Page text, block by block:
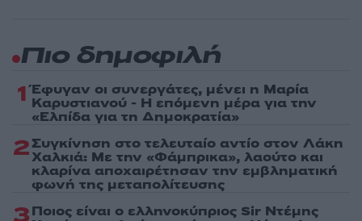
Πιο δημοφιλή
1 Έφυγαν οι συνεργάτες, μένει η Μαρία
Καρυστιανού - Η επόμενη μέρα για την
«Ελπίδα για τη Δημοκρατία»
2Συγκίνηση στο τελευταίο αντίο στον Λάκη
Χαλκιά: Με την «Φάμπρικα», λαούτο και
κλαρίνα αποχαιρέτησαν την εμβληματική
φωνή της μεταπολίτευσης
Ποιος είναι ο ελληνοκύπριος Sir Ντέμης